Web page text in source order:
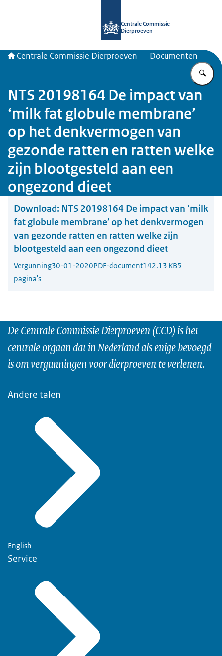
Centrale Commissie
Dierproeven
Centrale Commissie Dierproeven Documenten
NTS 20198164 De impact van
‘milk fat globule membrane’
op het denkvermogen van
gezonde ratten en ratten welke
zijn blootgesteld aan een
ongezond dieet
Download: NTS 20198164 De impact van ‘milk
fat globule membrane’ op het denkvermogen
van gezonde ratten en ratten welke zijn
blootgesteld aan een ongezond dieet
Vergunning30-01-2020PDF-document142.13 KB5
pagina's
De Centrale Commissie Dierproeven (CCD) is het
centrale orgaan dat in Nederland als enige bevoegd
is om vergunningen voor dierproeven te verlenen.
Andere talen
English
Service